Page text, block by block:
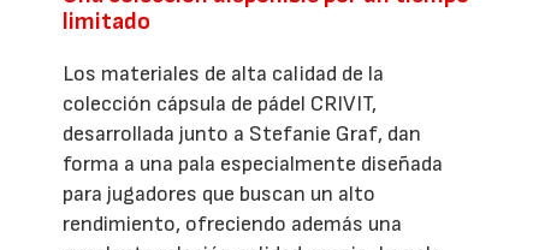
limitado
Los materiales de alta calidad de la
colección cápsula de pádel CRIVIT,
desarrollada junto a Stefanie Graf, dan
forma a una pala especialmente diseñada
para jugadores que buscan un alto
rendimiento, ofreciendo además una